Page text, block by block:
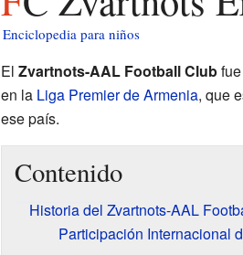
Enciclopedia para niños
El Zvartnots-AAL Football Clubfue
en la Liga Premier de Armenia, que
ese país.
Contenido
Historia del Zvartnots-AAL
Participación Internacional